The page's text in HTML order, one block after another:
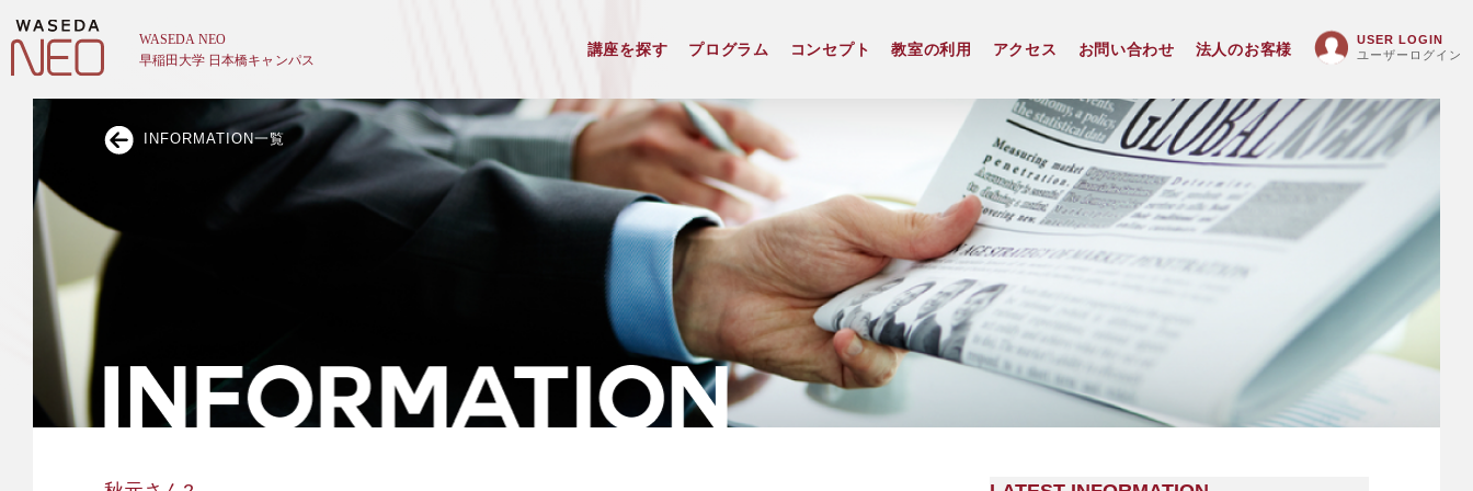
講座を探す プログラム コンセプト 教室の利用 アクセス お問い合わせ 法人のお客様
USER LOGIN
ユーザーログイン
INFORMATION一覧